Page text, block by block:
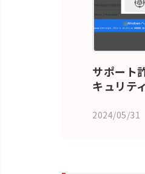
サポート
キュリテ
2024/05/31